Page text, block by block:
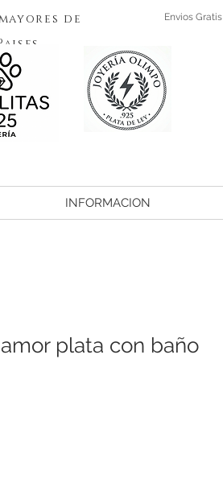
de
Envios Gratis
INFORMACION
plata con baño